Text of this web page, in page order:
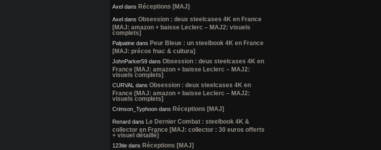
Axel dans Réceptions [MAJ]
Axel dans Obsession : deux steelcases 4K en France
[MAJ: amazon + baisse Leclerc – MAJ2: visuels
complets]
Palpatine dans Peur Bleue : un steelbook 4K en France
[MAJ: précos fnac & cultura]
JohnParker59 dans Obsession : deux steelcases 4K en
France [MAJ: amazon + baisse Leclerc – MAJ2:
visuels complets]
CURVAL dans Obsession : deux steelcases 4K en
France [MAJ: amazon + baisse Leclerc – MAJ2:
visuels complets]
Crimson_Typhoon dans Réceptions [MAJ]
Renard dans Le Dernier Combat : steelbook 4K &
collector en France [MAJ: collector : 30 euros offerts
+ visuel détaillé]
123tie dans Réceptions [MAJ]